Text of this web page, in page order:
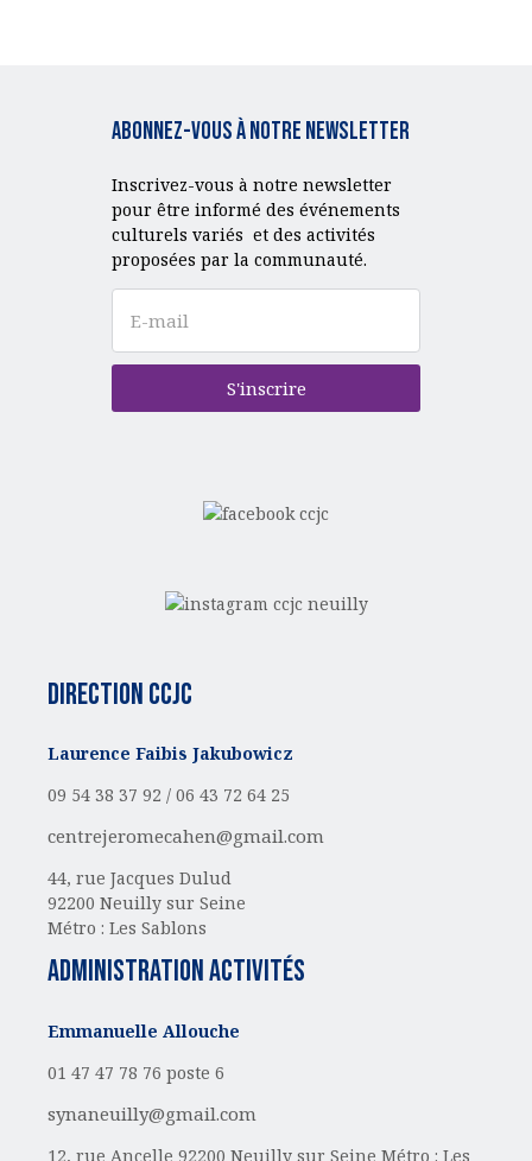
Abonnez-vous à notre Newsletter
Inscrivez-vous à notre newsletter
pour être informé des événements
culturels variés et des activités
proposées par la communauté.
S'inscrire
Direction CCJC
Laurence Faibis Jakubowicz
09 54 38 37 92 / 06 43 72 64 25
centrejeromecahen@gmail.com
44, rue Jacques Dulud
92200 Neuilly sur Seine
Métro : Les Sablons
administration activités
Emmanuelle Allouche
01 47 47 78 76 poste 6
synaneuilly@gmail.com
12, rue Ancelle 92200 Neuilly sur Seine Métro : Les